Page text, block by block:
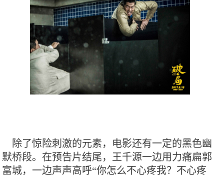
除了惊险刺激的元素，电影还有一定的黑色幽
默桥段。在预告片结尾，王千源一边用力痛扁郭
富城，一边声声高呼“你怎么不心疼我？不心疼